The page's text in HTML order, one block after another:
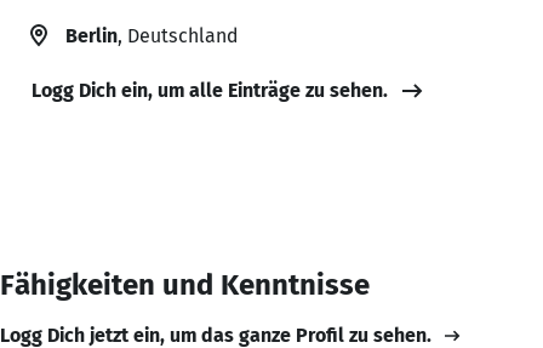
Berlin, Deutschland
Logg Dich ein, um alle Einträge zu sehen.
Fähigkeiten und Kenntnisse
Logg Dich jetzt ein, um das ganze Profil zu sehen.